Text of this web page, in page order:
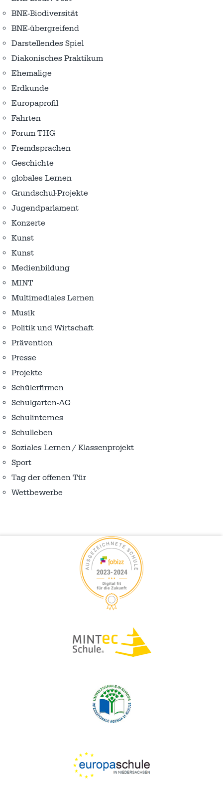
BNE-Biodiversität
BNE-übergreifend
Darstellendes Spiel
Diakonisches Praktikum
Ehemalige
Erdkunde
Europaprofil
Fahrten
Forum THG
Fremdsprachen
Geschichte
globales Lernen
Grundschul-Projekte
Jugendparlament
Konzerte
Kunst
Kunst
Medienbildung
MINT
Multimediales Lernen
Musik
Politik und Wirtschaft
Prävention
Presse
Projekte
Schülerfirmen
Schulgarten-AG
Schulinternes
Schulleben
Soziales Lernen / Klassenprojekt
Sport
Tag der offenen Tür
Wettbewerbe